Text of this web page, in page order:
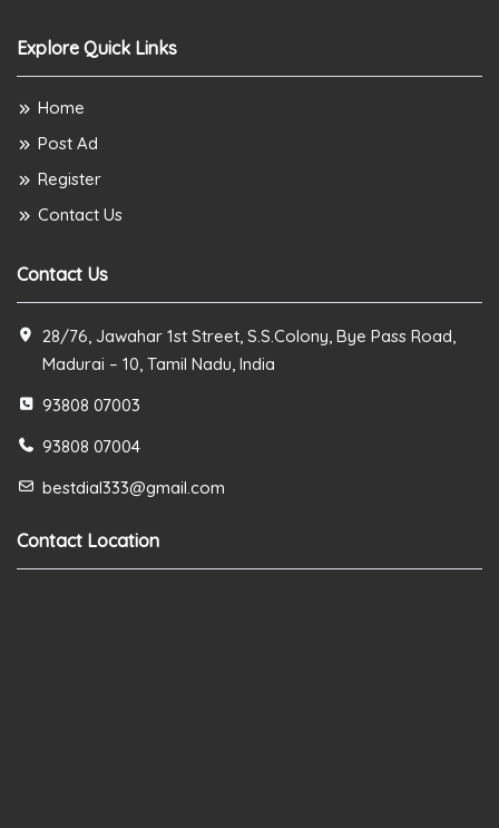
Explore Quick Links
Home
Post Ad
Register
Contact Us
Contact Us
28/76, Jawahar 1st Street, S.S.Colony, Bye Pass Road,
Madurai – 10, Tamil Nadu, India
93808 07003
93808 07004
bestdial333@gmail.com
Contact Location